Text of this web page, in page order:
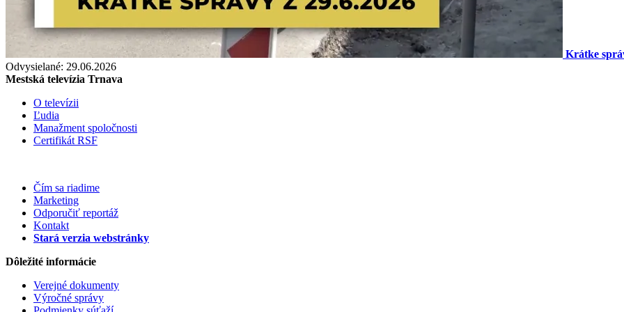
Krátke
Odvysielané: 29.06.2026
Mestská televízia Trnava
O televízii
Ľudia
Manažment spoločnosti
Certifikát RSF
Čím sa riadime
Marketing
Odporučiť reportáž
Kontakt
Stará verzia webstránky
Dôležité informácie
Verejné dokumenty
Výročné správy